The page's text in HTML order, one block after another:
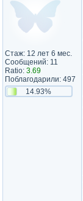
Стаж: 12 лет 6 мес.
Сообщений: 11
Ratio: 3.69
Поблагодарили: 497
14.93%